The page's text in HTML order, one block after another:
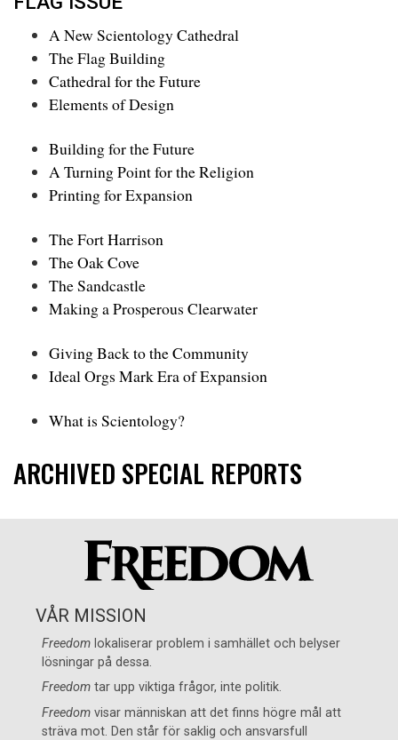
A New Scientology Cathedral
The Flag Building
Cathedral for the Future
Elements of Design
Building for the Future
A Turning Point for the Religion
Printing for Expansion
The Fort Harrison
The Oak Cove
The Sandcastle
Making a Prosperous Clearwater
Giving Back to the Community
Ideal Orgs Mark Era of Expansion
What is Scientology?
ARCHIVED SPECIAL REPORTS
VÅR MISSION
Freedom lokaliserar problem i samhället och belyser
lösningar på dessa.
Freedom tar upp viktiga frågor, inte politik.
Freedom visar människan att det finns högre mål att
sträva mot. Den står för saklig och ansvarsfull